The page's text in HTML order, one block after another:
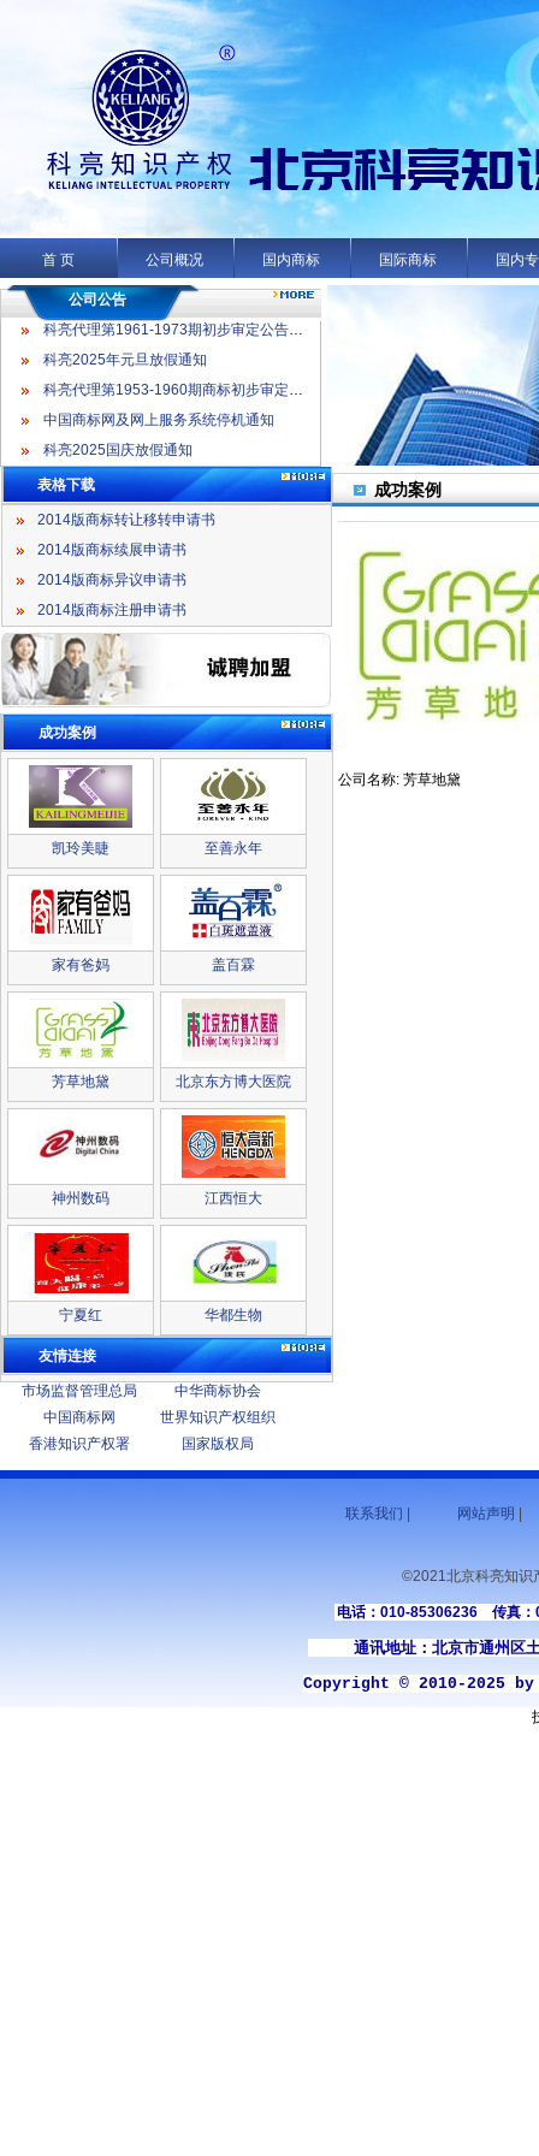
首 页 公司概况 国内商标 国际商标 国内
公司公告
科亮代理第1953-1960期商标初步审定公告名录
中国商标网及网上服务系统停机通知
科亮2025国庆放假通知
科亮代理第1961-1973期初步审定公告名录
科亮2025年元旦放假通知
科亮代理第1953-1960期商标初步审定公告名录
中国商标网及网上服务系统停机通知
科亮2025国庆放假通知
表格下载
2014版商标转让移转申请书
2014版商标续展申请书
2014版商标异议申请书
2014版商标注册申请书
成功案例
凯玲美睫 至善永年
家有爸妈 盖百霖
芳草地黛 北京东方博大医院
神州数码 江西恒大
宁夏红 华都生物
友情连接
市场监督管理总局
中华商标协会
中国商标网
世界知识产权组织
香港知识产权署
国家版权局
成功案例
公司名称: 芳草地黛
联系我们 网站声明
©2021北京科亮知识
电话：010-85306236 传真
通讯地址：北京市通州区土
Copyright © 2010-2025